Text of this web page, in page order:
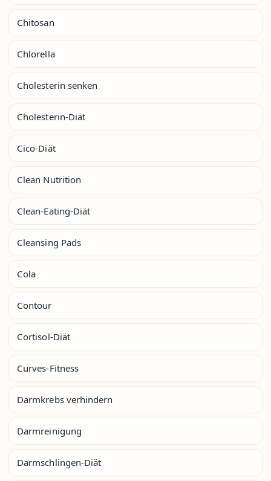
Chitosan
Chlorella
Cholesterin senken
Cholesterin-Diät
Cico-Diät
Clean Nutrition
Clean-Eating-Diät
Cleansing Pads
Cola
Contour
Cortisol-Diät
Curves-Fitness
Darmkrebs verhindern
Darmreinigung
Darmschlingen-Diät